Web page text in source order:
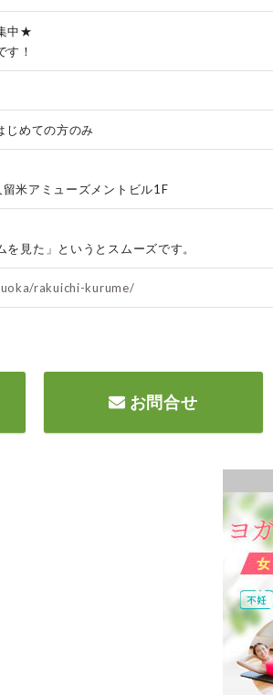
中★
す！
めての方のみ
米アミューズメントビル1F
見た」というとスムーズです。
rakuichi-kurume/
お問合せ